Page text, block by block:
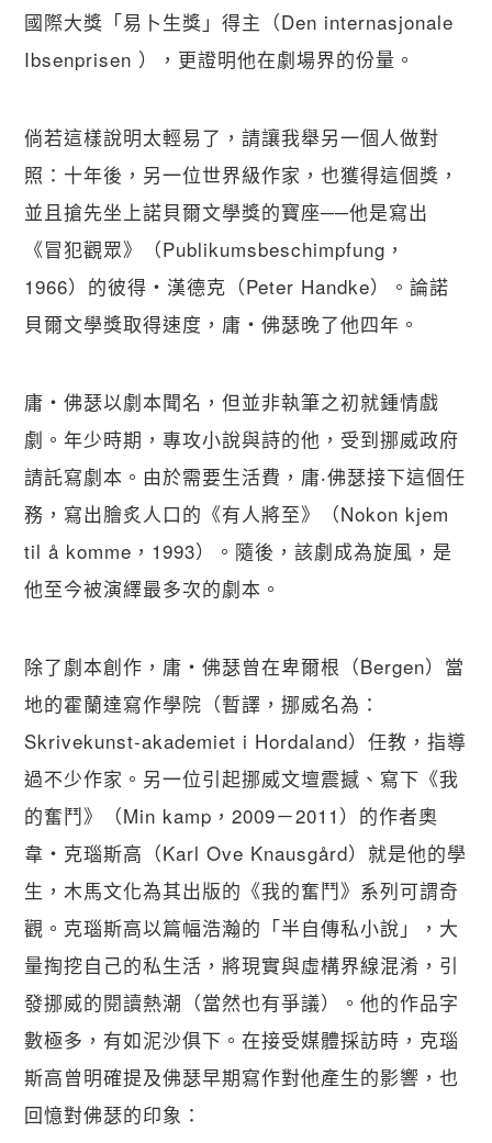
國際大獎「易卜生獎」得主（Den internasjonale
Ibsenprisen ），更證明他在劇場界的份量。
倘若這樣說明太輕易了，請讓我舉另一個人做對
照：十年後，另一位世界級作家，也獲得這個獎，
並且搶先坐上諾貝爾文學獎的寶座──他是寫出
《冒犯觀眾》（Publikumsbeschimpfung，
1966）的彼得・漢德克（Peter Handke）。論諾
貝爾文學獎取得速度，庸・佛瑟晚了他四年。
庸・佛瑟以劇本聞名，但並非執筆之初就鍾情戲
劇。年少時期，專攻小說與詩的他，受到挪威政府
請託寫劇本。由於需要生活費，庸‧佛瑟接下這個任
務，寫出膾炙人口的《有人將至》（Nokon kjem
til å komme，1993）。隨後，該劇成為旋風，是
他至今被演繹最多次的劇本。
除了劇本創作，庸・佛瑟曾在卑爾根（Bergen）當
地的霍蘭達寫作學院（暫譯，挪威名為：
Skrivekunst-akademiet i Hordaland）任教，指導
過不少作家。另一位引起挪威文壇震撼、寫下《我
的奮鬥》（Min kamp，2009－2011）的作者奧
韋・克瑙斯高（Karl Ove Knausgård）就是他的學
生，木馬文化為其出版的《我的奮鬥》系列可謂奇
觀。克瑙斯高以篇幅浩瀚的「半自傳私小說」，大
量掏挖自己的私生活，將現實與虛構界線混淆，引
發挪威的閱讀熱潮（當然也有爭議）。他的作品字
數極多，有如泥沙俱下。在接受媒體採訪時，克瑙
斯高曾明確提及佛瑟早期寫作對他產生的影響，也
回憶對佛瑟的印象：